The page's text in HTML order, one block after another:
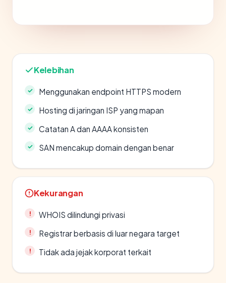
Kelebihan
Menggunakan endpoint HTTPS modern
Hosting di jaringan ISP yang mapan
Catatan A dan AAAA konsisten
SAN mencakup domain dengan benar
Kekurangan
WHOIS dilindungi privasi
Registrar berbasis di luar negara target
Tidak ada jejak korporat terkait